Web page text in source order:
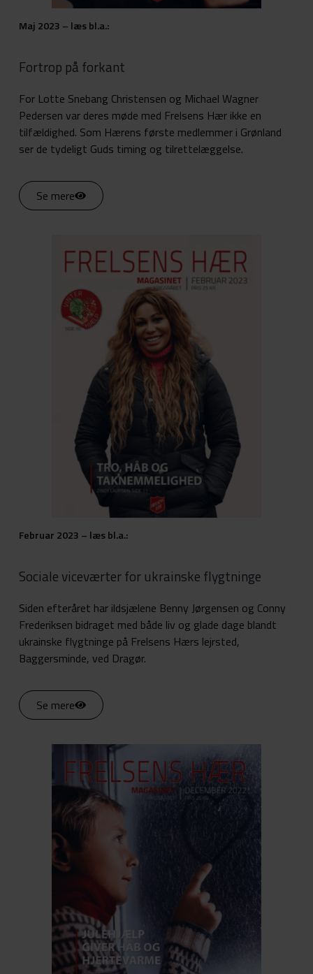
Maj 2023 – læs bl.a.:
Fortrop på forkant
For Lotte Snebang Christensen og Michael Wagner
Pedersen var deres møde med Frelsens Hær ikke en
tilfældighed. Som Hærens første medlemmer i Grønland
ser de tydeligt Guds timing og tilrettelæggelse.
Se mere
Februar 2023 – læs bl.a.:
Sociale viceværter for ukrainske flygtninge
Siden efteråret har ildsjælene Benny Jørgensen og Conny
Frederiksen bidraget med både liv og glade dage blandt
ukrainske flygtninge på Frelsens Hærs lejrsted,
Baggersminde, ved Dragør.
Se mere